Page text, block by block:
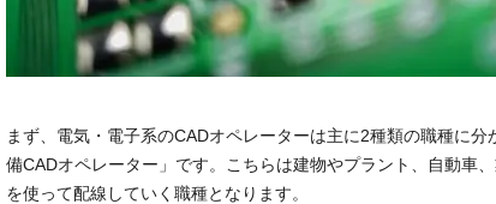
まず、電気・電子系のCADオペレーターは主に2種類の職種に
備CADオペレーター」です。こちらは建物やプラント、自動車
を使って配線していく職種となります。